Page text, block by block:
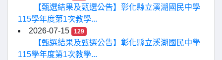
【甄選結果及甄選公告】彰化縣立溪湖國民中學
115學年度第1次教學...
2026-07-15
129
【甄選結果及甄選公告】彰化縣立溪湖國民中學
115學年度第1次教學...